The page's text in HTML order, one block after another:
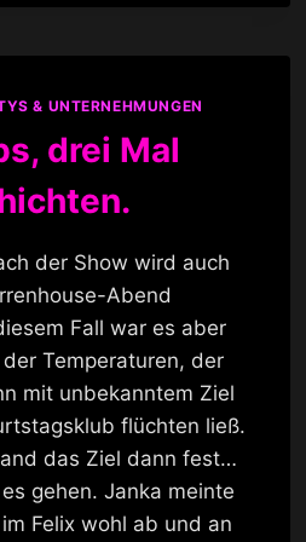
& UNTERNEHMUNGEN
drei Mal
der Show wird auch
Abend
Fall war es aber
Temperaturen, der
mit unbekanntem Ziel
flüchten ließ.
das Ziel dann fest…
gehen. Janka meinte
Felix wohl ab und an